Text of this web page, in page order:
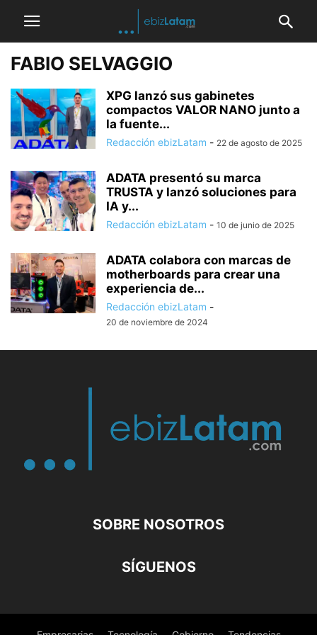
FABIO SELVAGGIO
XPG lanzó sus gabinetes
compactos VALOR NANO junto a
la fuente...
Redacción ebizLatam - 22 de agosto de 2025
ADATA presentó su marca
TRUSTA y lanzó soluciones para
IA y...
Redacción ebizLatam - 10 de junio de 2025
ADATA colabora con marcas de
motherboards para crear una
experiencia de...
Redacción ebizLatam -
20 de noviembre de 2024
SOBRE NOSOTROS
SÍGUENOS